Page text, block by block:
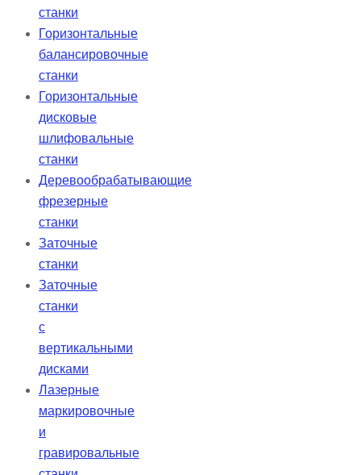
станки
Горизонтальные
балансировочные
станки
Горизонтальные
дисковые
шлифовальные
станки
Деревообрабатывающие
фрезерные
станки
Заточные
станки
Заточные
станки
с
вертикальными
дисками
Лазерные
маркировочные
и
гравировальные